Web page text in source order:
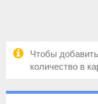
Чтобы
количество в